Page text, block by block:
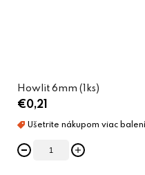
Howlit 6mm (1ks)
€0,21